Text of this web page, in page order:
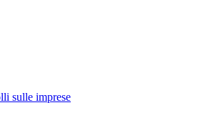
sulle imprese